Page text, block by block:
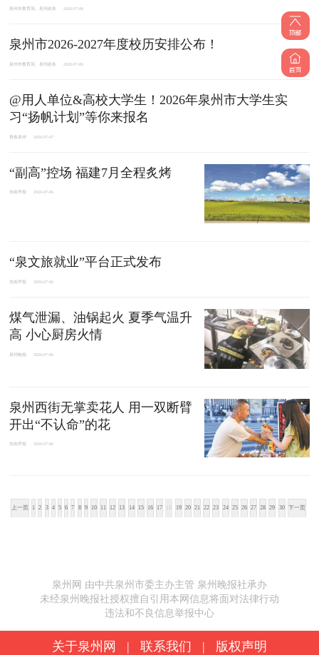
泉州市教育局、泉州政务 2026-07-06
泉州市2026-2027年度校历安排公布！
泉州市教育局、泉州政务 2026-07-06
@用人单位&高校大学生！2026年泉州市大学生实
习“扬帆计划”等你来报名
青春泉州 2026-07-07
“副高”控场 福建7月全程炙烤
东南早报 2026-07-06
“泉文旅就业”平台正式发布
东南早报 2026-07-06
煤气泄漏、油锅起火 夏季气温升
高 小心厨房火情
泉州晚报 2026-07-06
泉州西街无掌卖花人 用一双断臂
开出“不认命”的花
东南早报 2026-07-06
上一页 1 2 3 4 5 6 7 8 9 10 11 12 13 14 15 16 17 19 20 21 22 23 24 25 26 27 28 29 30 下一页
泉州网 由中共泉州市委主办主管 泉州晚报社承办
未经泉州晚报社授权擅自引用本网信息将面对法律行动
违法和不良信息举报中心
关于泉州网 | 联系我们 | 版权声明